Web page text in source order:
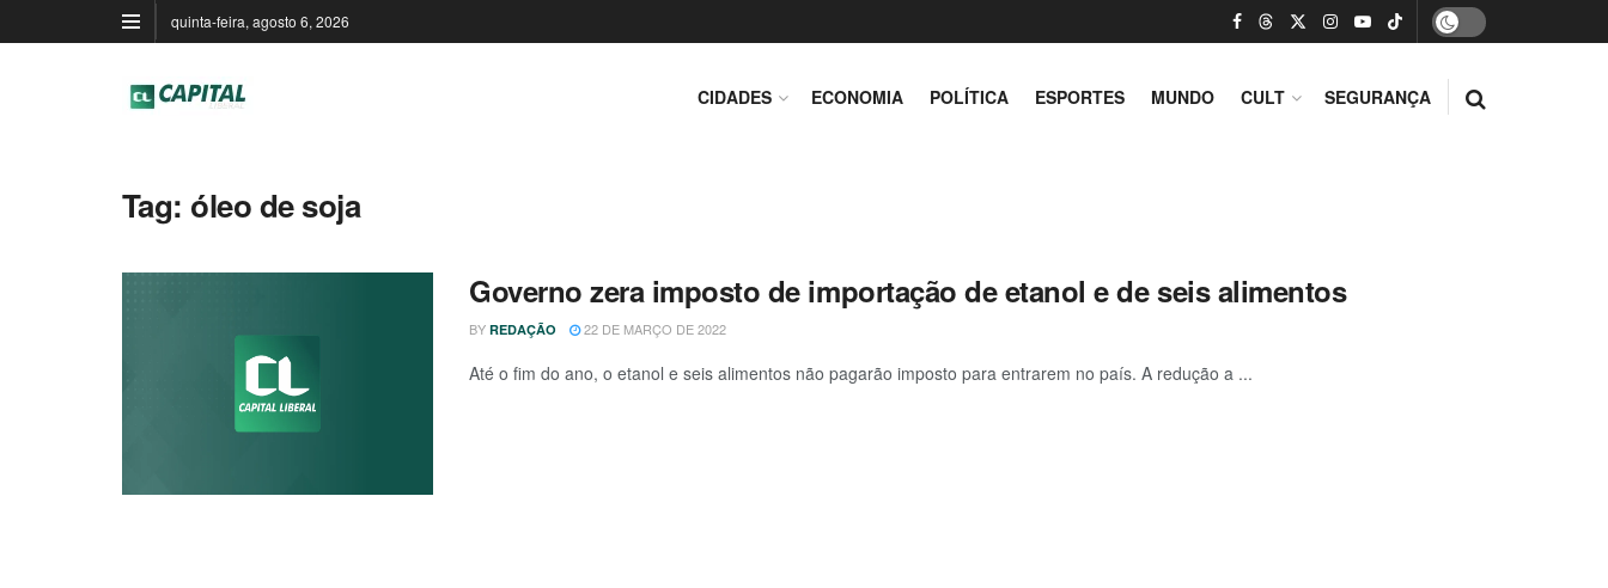
quinta-feira, agosto 6, 2026
CIDADES ECONOMIA POLÍTICA ESPORTES MUNDO CULT SEGURANÇA
Tag: óleo de soja
Governo zera imposto de importação de etanol e de seis alimentos
BY REDAÇÃO 22 DE MARÇO DE 2022
Até o fim do ano, o etanol e seis alimentos não pagarão imposto para entrarem no país. A redução a ...